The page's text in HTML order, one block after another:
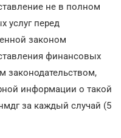
не в полном
услуг перед
законом
финансовых
законодательством,
информации о такой
за каждый случай (5